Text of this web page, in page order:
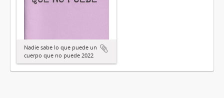
Nadie sabe lo que puede un
cuerpo que no puede 2022